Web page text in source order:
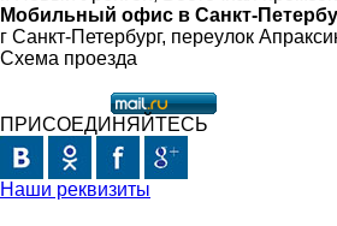
Мобильный офис в Санкт-
г Санкт-Петербург, переулок
Схема проезда
ПРИСОЕДИНЯЙТЕСЬ
Наши реквизиты